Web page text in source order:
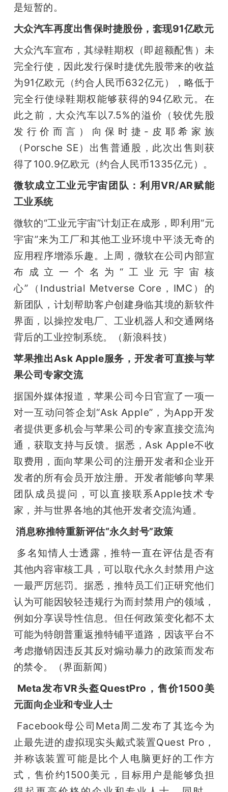
是短暂的。
大众汽车再度出售保时捷股份，套现91亿欧元
大众汽车宣布，其绿鞋期权（即超额配售）未
完全行使，因此发行保时捷优先股带来的收益
为91亿欧元（约合人民币632亿元），略低于
完全行使绿鞋期权能够获得的94亿欧元。在
此之前，大众汽车以7.5%的溢价（较优先股
发行价而言）向保时捷-皮耶希家族
（Porsche SE）出售普通股，此次出售则获
得了100.9亿欧元（约合人民币1335亿元）。
微软成立工业元宇宙团队：利用VR/AR赋能
工业系统
微软的“工业元宇宙”计划正在成形，即利用“元
宇宙”来为工厂和其他工业环境中平淡无奇的
应用程序增添乐趣。上周，微软在公司内部宣
布成立一个名为“工业元宇宙核
心”（Industrial Metverse Core，IMC）的
新团队，计划帮助客户创建身临其境的新软件
界面，以操控发电厂、工业机器人和交通网络
背后的工业控制系统。（新浪科技）
苹果推出Ask Apple服务，开发者可直接与苹
果公司专家交流
据国外媒体报道，苹果公司今日官宣了一项一
对一互动问答企划“Ask Apple”，为App开发
者提供更多机会与苹果公司的专家直接交流沟
通，获取支持与反馈。据悉，Ask Apple不收
取费用，面向苹果公司的注册开发者和企业开
发者的所有会员开放注册。开发者能够向苹果
团队成员提问，可以直接联系Apple技术专
家，并与世界各地的其他开发者交流沟通。
消息称推特重新评估“永久封号”政策
多名知情人士透露，推特一直在评估是否有
其他内容审核工具，可以取代永久封禁用户这
一最严厉惩罚。据悉，推特员工们正研究他们
认为可能因较轻违规行为而封禁用户的领域，
例如分享误导性信息。但任何政策变化都不太
可能为特朗普重返推特铺平道路，因该平台不
考虑撤销因违反其反对煽动暴力的政策而发布
的禁令。（界面新闻）
Meta发布VR头盔QuestPro，售价1500美
元面向企业和专业人士
Facebook母公司Meta周二发布了其迄今为
止最先进的虚拟现实头戴式装置Quest Pro，
并称该装置可能是比个人电脑更好的工作方
式，售价约1500美元，目标用户是能够负担